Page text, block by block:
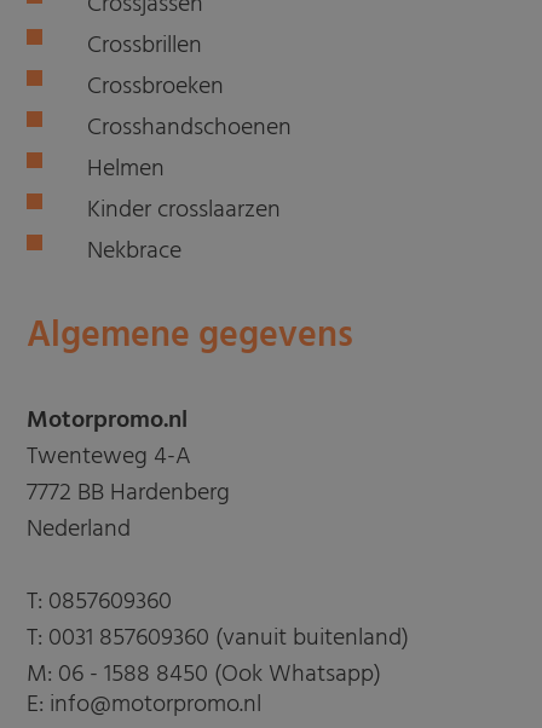
Crossbrillen
Crossbroeken
Crosshandschoenen
Helmen
Kinder crosslaarzen
Nekbrace
Algemene gegevens
Motorpromo.nl
Twenteweg 4-A
7772 BB Hardenberg
Nederland
T: 0857609360
T: 0031 857609360 (vanuit buitenland)
M: 06 - 1588 8450 (Ook Whatsapp)
E: info@motorpromo.nl